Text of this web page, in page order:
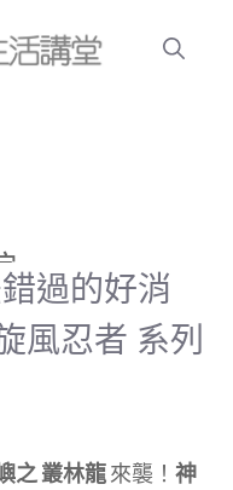
過的好消
風忍者 系列
之 叢林龍來襲！ 神